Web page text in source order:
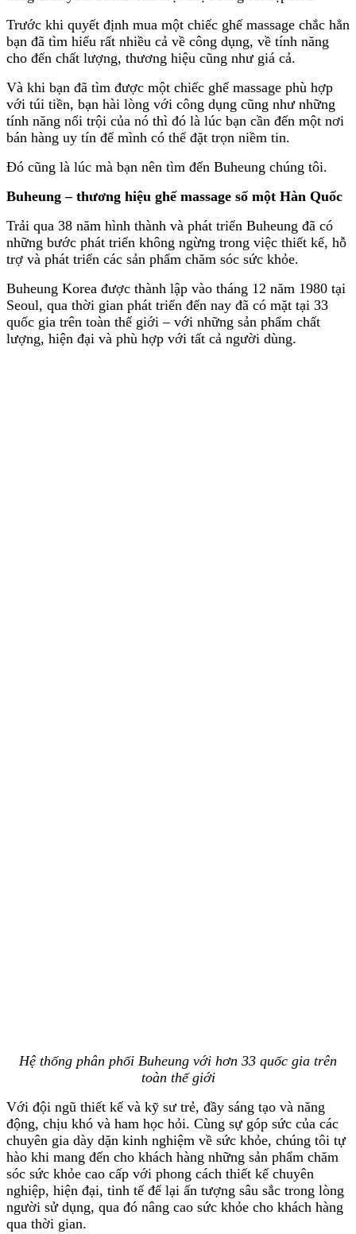
Trước khi quyết định mua một chiếc ghế massage chắc hẳn
bạn đã tìm hiểu rất nhiều cả về công dụng, về tính năng
cho đến chất lượng, thương hiệu cũng như giá cả.
Và khi bạn đã tìm được một chiếc ghế massage phù hợp
với túi tiền, bạn hài lòng với công dụng cũng như những
tính năng nổi trội của nó thì đó là lúc bạn cần đến một nơi
bán hàng uy tín để mình có thể đặt trọn niềm tin.
Đó cũng là lúc mà bạn nên tìm đến Buheung chúng tôi.
Buheung – thương hiệu ghế massage số một Hàn Quốc
Trải qua 38 năm hình thành và phát triển Buheung đã có
những bước phát triển không ngừng trong việc thiết kế, hỗ
trợ và phát triển các sản phẩm chăm sóc sức khỏe.
Buheung Korea được thành lập vào tháng 12 năm 1980 tại
Seoul, qua thời gian phát triển đến nay đã có mặt tại 33
quốc gia trên toàn thế giới – với những sản phẩm chất
lượng, hiện đại và phù hợp với tất cả người dùng.
Hệ thống phân phối Buheung với hơn 33 quốc gia trên
toàn thế giới
Với đội ngũ thiết kế và kỹ sư trẻ, đầy sáng tạo và năng
động, chịu khó và ham học hỏi. Cùng sự góp sức của các
chuyên gia dày dặn kinh nghiệm về sức khỏe, chúng tôi tự
hào khi mang đến cho khách hàng những sản phẩm chăm
sóc sức khỏe cao cấp với phong cách thiết kế chuyên
nghiệp, hiện đại, tinh tế để lại ấn tượng sâu sắc trong lòng
người sử dụng, qua đó nâng cao sức khỏe cho khách hàng
qua thời gian.